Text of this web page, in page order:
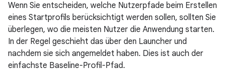
Wenn Sie entscheiden, welche Nutzerpfade beim Erstellen
eines Startprofils berücksichtigt werden sollen, sollten Sie
überlegen, wo die meisten Nutzer die Anwendung starten.
In der Regel geschieht das über den Launcher und
nachdem sie sich angemeldet haben. Dies ist auch der
einfachste Baseline-Profil-Pfad.